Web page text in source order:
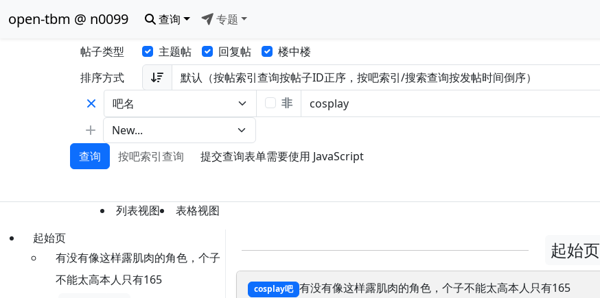
open-tbm @ n0099 查询 专题
帖子类型 主题帖 回复帖
楼中楼
排序方式
非
查询 按吧索引查询 提交查询表单需要使用 JavaScript
列表视图
表格视图
起始页
有没有像这样露肌肉的角色，个子
不能太高本人只有165
起始页
cosplay吧 有没有像这样露肌肉的角色，个子不能太高本人只有165